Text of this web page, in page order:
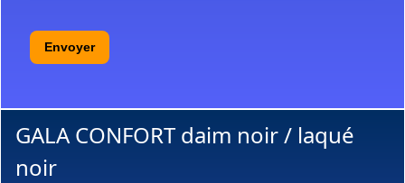
Envoyer
GALA CONFORT daim noir / laqué
noir